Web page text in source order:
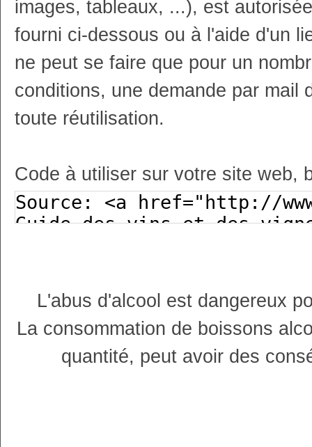
images, tableaux, ...), est
fourni ci-dessous ou à l'aide d'un
ne peut se faire que pour un
conditions, une demande par mail
toute réutilisation.
Code à utiliser sur votre site web,
L'abus d'alcool est dangereux
La consommation de boissons
quantité, peut avoir des